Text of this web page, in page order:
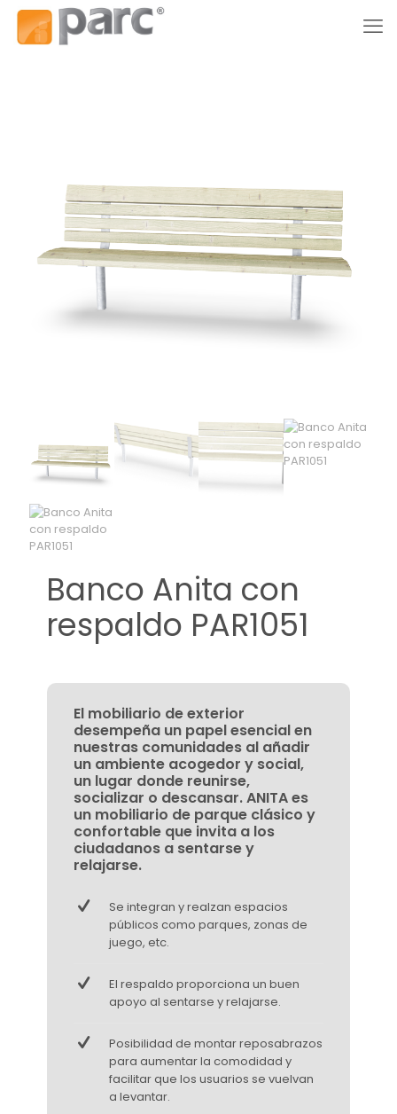
Banco Anita con
respaldo PAR1051
El mobiliario de exterior
desempeña un papel esencial en
nuestras comunidades al añadir
un ambiente acogedor y social,
un lugar donde reunirse,
socializar o descansar. ANITA es
un mobiliario de parque clásico y
confortable que invita a los
ciudadanos a sentarse y
relajarse.
Se integran y realzan espacios
públicos como parques, zonas de
juego, etc.
El respaldo proporciona un buen
apoyo al sentarse y relajarse.
Posibilidad de montar reposabrazos
para aumentar la comodidad y
facilitar que los usuarios se vuelvan
a levantar.